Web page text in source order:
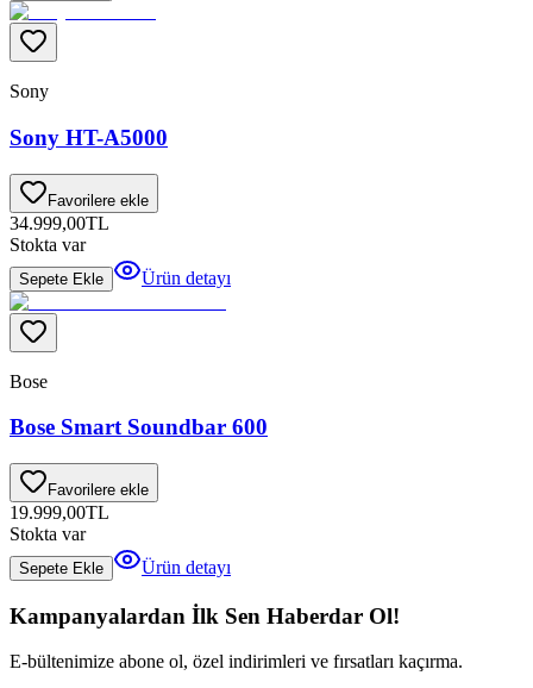
Sony
Sony HT-A5000
Favorilere ekle
34.999,00TL
Stokta var
Sepete Ekle Ürün detayı
Bose
Bose Smart Soundbar 600
Favorilere ekle
19.999,00TL
Stokta var
Sepete Ekle Ürün detayı
Kampanyalardan İlk Sen Haberdar Ol!
E-bültenimize abone ol, özel indirimleri ve fırsatları kaçırma.